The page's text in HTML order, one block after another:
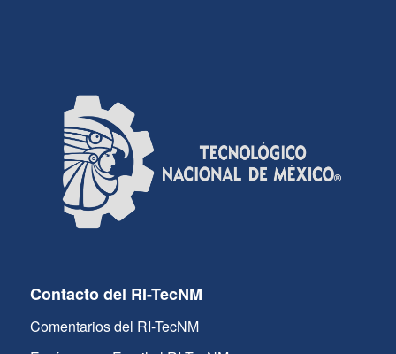
Contacto del RI-TecNM
Comentarios del RI-TecNM